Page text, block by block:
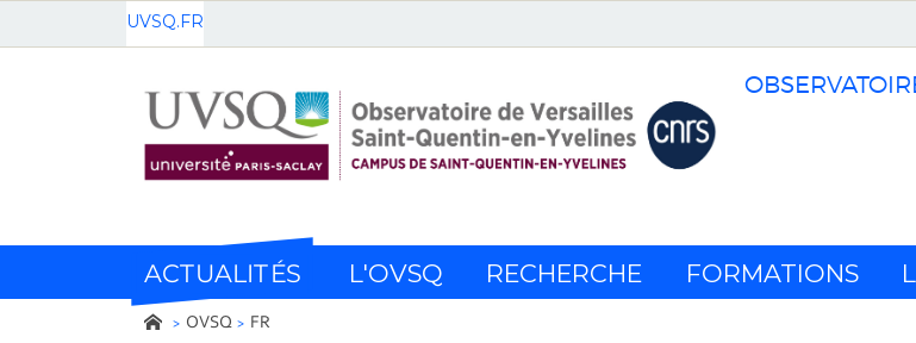
UVSQ.FR
ACTUALITÉS L'OVSQ RECHERCHE FORMATIONS
OVSQ FR